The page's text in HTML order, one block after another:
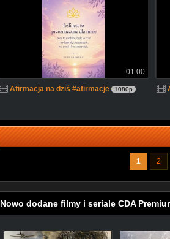
01:00
Afirmacja na dziś #afirmacje
1080p
1 2
Nowo dodane filmy i seriale CDA